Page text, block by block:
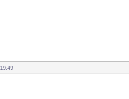
19:49